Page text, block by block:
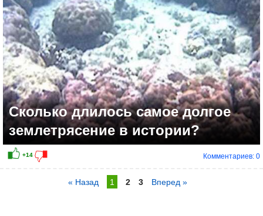
Сколько длилось самое долгое
землетрясение в истории?
Комментариев: 0
« Назад 1 2 3 Вперед »